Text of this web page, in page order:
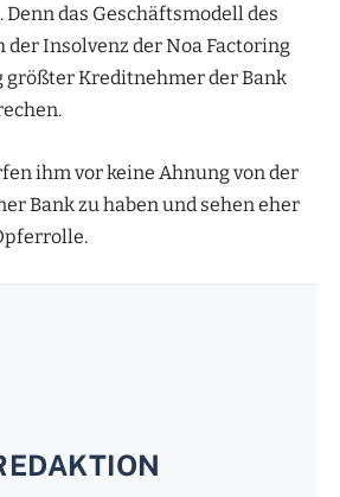
das Geschäftsmodell des
der Insolvenz der Noa Factoring
größter Kreditnehmer der Bank
ihm vor keine Ahnung von der
Bank zu haben und sehen eher